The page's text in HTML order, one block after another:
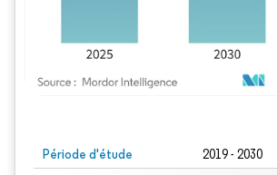
Période d'étude 2019 - 2030